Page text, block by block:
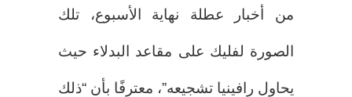
من أخبار عطلة نهاية الأسبوع، تلك
الصورة لفليك على مقاعد البدلاء حيث
يحاول رافينيا تشجيعه”، معترفًا بأن “ذلك